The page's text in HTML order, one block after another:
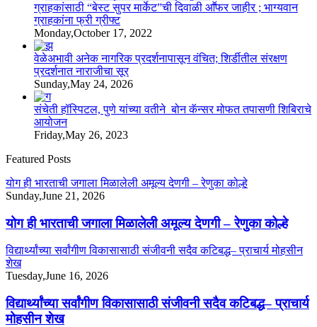
ग्राहकांसाठी “बेस्ट सुपर मार्केट”ची दिवाळी आॕफर जाहीर ; भाग्यवान
ग्राहकांना फ्री ग्रीफ्ट
Monday,October 17, 2022
वेळेअभावी अनेक नागरिक प्रदर्शनापासून वंचित; शिर्डीतील संरक्षण
प्रदर्शनात नाराजीचा सूर
Sunday,May 24, 2026
संचेती हॉस्पिटल, पुणे यांच्या वतीने बोन कॅन्सर मोफत तपासणी शिबिराचे
आयोजन
Friday,May 26, 2023
Featured Posts
योग ही भारताची जगाला मिळालेली अमूल्य देणगी – रेणुका कोल्हे
Sunday,June 21, 2026
योग ही भारताची जगाला मिळालेली अमूल्य देणगी – रेणुका कोल्हे
विद्यार्थ्यांच्या सर्वांगीण विकासासाठी संजीवनी सदैव कटिबद्ध– प्राचार्य मोहसीन
शेख
Tuesday,June 16, 2026
विद्यार्थ्यांच्या सर्वांगीण विकासासाठी संजीवनी सदैव कटिबद्ध– प्राचार्य
मोहसीन शेख